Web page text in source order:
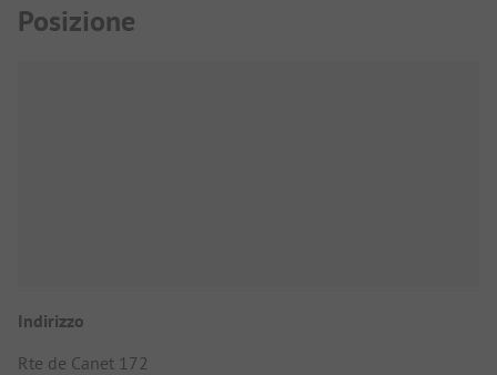
Posizione
Indirizzo
Rte de Canet 172